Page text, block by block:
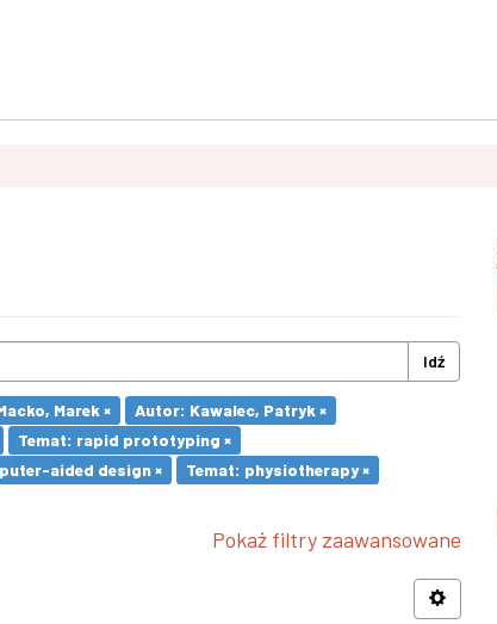
Idź
Marek ×
Autor: Kawalec, Patryk ×
Temat: rapid prototyping ×
aided design ×
Temat: physiotherapy ×
Pokaż filtry zaawansowane